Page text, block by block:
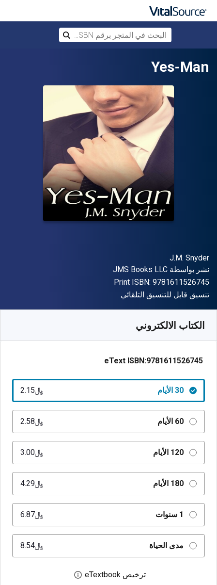
Yes-Man
المؤلف (المؤلفون)
J.M. Snyder
الناشر
نشر بواسطة JMS Books LLC
Print ISBN: 9781611526745
شكل
تنسيق قابل للتنسيق التلقائي
الكتاب الالكتروني
eText ISBN:9781611526745
30 الأيام ﷼‎2.15
60 الأيام ﷼‎2.58
120 الأيام ﷼‎3.00
180 الأيام ﷼‎4.29
1 سنوات ﷼‎6.87
مدى الحياة ﷼‎8.54
ترخيص eTextbook افتح مربع حوار